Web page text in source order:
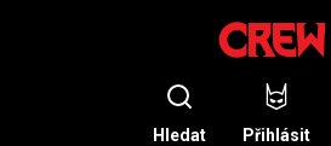
Hledat Přihlásit